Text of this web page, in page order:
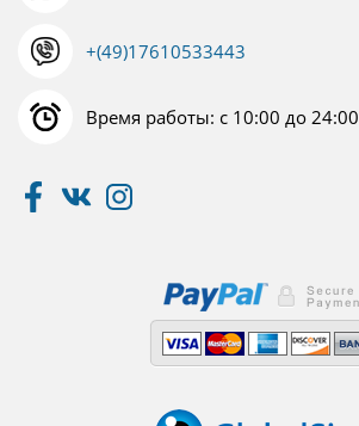
+(49)17610533443
Время работы: с 10:00 до 24:00